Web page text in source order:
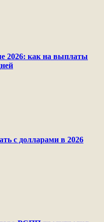
2026: как на выплаты
с долларами в 2026